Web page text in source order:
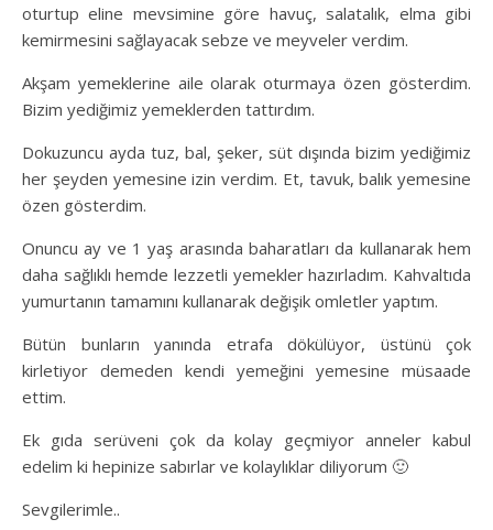
oturtup eline mevsimine göre havuç, salatalık, elma gibi
kemirmesini sağlayacak sebze ve meyveler verdim.
Akşam yemeklerine aile olarak oturmaya özen gösterdim.
Bizim yediğimiz yemeklerden tattırdım.
Dokuzuncu ayda tuz, bal, şeker, süt dışında bizim yediğimiz
her şeyden yemesine izin verdim. Et, tavuk, balık yemesine
özen gösterdim.
Onuncu ay ve 1 yaş arasında baharatları da kullanarak hem
daha sağlıklı hemde lezzetli yemekler hazırladım. Kahvaltıda
yumurtanın tamamını kullanarak değişik omletler yaptım.
Bütün bunların yanında etrafa dökülüyor, üstünü çok
kirletiyor demeden kendi yemeğini yemesine müsaade
ettim.
Ek gıda serüveni çok da kolay geçmiyor anneler kabul
edelim ki hepinize sabırlar ve kolaylıklar diliyorum 🙂
Sevgilerimle..